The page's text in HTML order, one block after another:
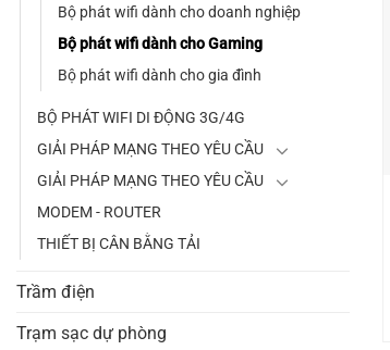
Bộ phát wifi dành cho doanh nghiệp
Bộ phát wifi dành cho Gaming
Bộ phát wifi dành cho gia đình
BỘ PHÁT WIFI DI ĐỘNG 3G/4G
GIẢI PHÁP MẠNG THEO YÊU CẦU
GIẢI PHÁP MẠNG THEO YÊU CẦU
MODEM - ROUTER
THIẾT BỊ CÂN BẰNG TẢI
Trầm điện
Trạm sạc dự phòng